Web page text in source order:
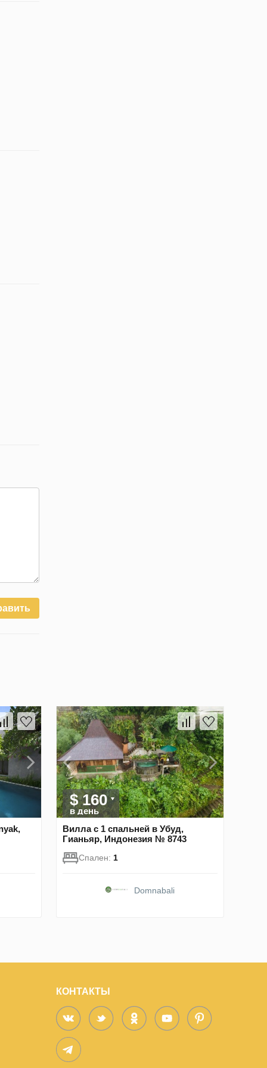
$ 160
в день
Вилла с 1 спальней в Убуд,
Гианьяр, Индонезия № 8743
Спален: 1
Domnabali
КОНТАКТЫ